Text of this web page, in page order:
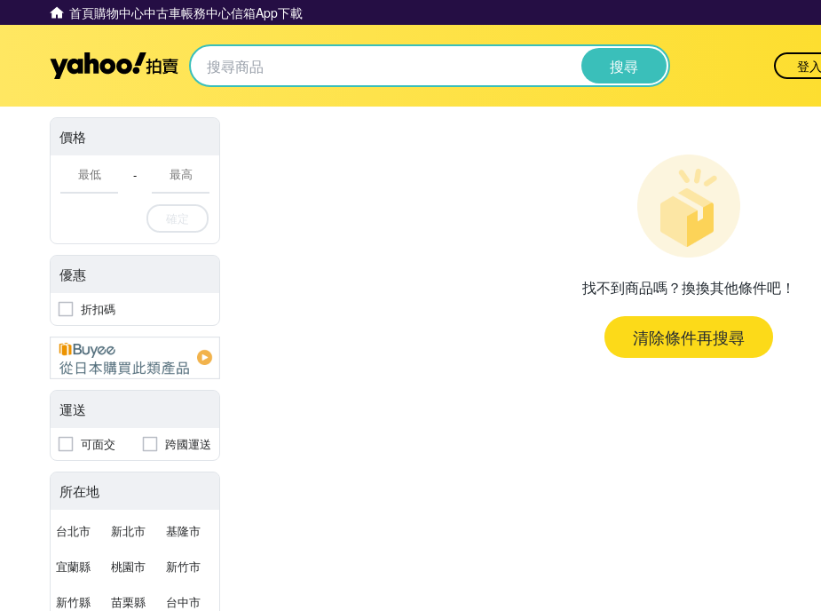
首頁購物中心中古車帳務中心信箱App下載
Yahoo拍賣 搜尋 登入
價格
-
確定
優惠
折扣碼
運送
可面交 跨國運送
所在地
台北市 新北市 基隆市
宜蘭縣 桃園市 新竹市
新竹縣 苗栗縣 台中市
找不到商品嗎？換換其他條件吧！
清除條件再搜尋